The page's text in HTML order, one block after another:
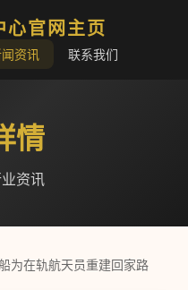
官网主页
资讯 联系我们
情
资讯
为在轨航天员重建回家路